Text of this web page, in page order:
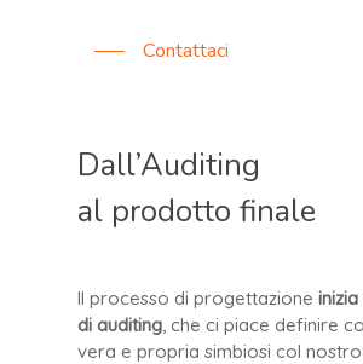
Contattaci
Dall’Auditing
al prodotto finale
Il processo di progettazione
di auditing , che ci piace definire
vera e propria simbiosi col